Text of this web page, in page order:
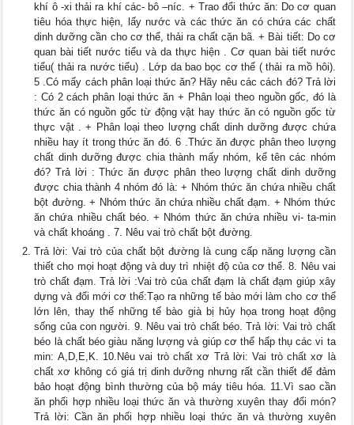
khí ô -xi thải ra khí các- bô –níc. + Trao đổi thức ăn: Do cơ quan
tiêu hóa thực hiện, lấy nước và các thức ăn có chứa các chất
dinh dưỡng cần cho cơ thể, thải ra chất cặn bã. + Bài tiết: Do cơ
quan bài tiết nước tiểu và da thực hiện . Cơ quan bài tiết nước
tiểu( thải ra nước tiểu) . Lớp da bao bọc cơ thể ( thải ra mồ hôi).
5 .Có mấy cách phân loại thức ăn? Hãy nêu các cách đó? Trả lời
: Có 2 cách phân loại thức ăn + Phân loại theo nguồn gốc, đó là
thức ăn có nguồn gốc từ động vật hay thức ăn có nguồn gốc từ
thực vật . + Phân loại theo lượng chất dinh dưỡng được chứa
nhiều hay ít trong thức ăn đó. 6 .Thức ăn được phân theo lượng
chất dinh dưỡng được chia thành mấy nhóm, kể tên các nhóm
đó? Trả lời : Thức ăn được phân theo lượng chất dinh dưỡng
được chia thành 4 nhóm đó là: + Nhóm thức ăn chứa nhiều chất
bột đường. + Nhóm thức ăn chứa nhiều chất đạm. + Nhóm thức
ăn chứa nhiều chất béo. + Nhóm thức ăn chứa nhiều vi- ta-min
và chất khoáng . 7. Nêu vai trò chất bột đường.
Trả lời: Vai trò của chất bột đường là cung cấp năng lượng cần
thiết cho mọi hoạt động và duy trì nhiệt độ của cơ thể. 8. Nêu vai
trò chất đạm. Trả lời :Vai trò của chất đạm là chất đạm giúp xây
dựng và đổi mới cơ thể:Tạo ra những tế bào mới làm cho cơ thể
lớn lên, thay thế những tế bào già bị hủy họa trong hoạt động
sống của con người. 9. Nêu vai trò chất béo. Trả lời: Vai trò chất
béo là chất béo giàu năng lượng và giúp cơ thể hấp thụ các vi ta
min: A,D,E,K. 10.Nêu vai trò chất xơ Trả lời: Vai trò chất xơ là
chất xơ không có giá trị dinh dưỡng nhưng rất cần thiết để đảm
bảo hoạt động bình thường của bộ máy tiêu hóa. 11.Vì sao cần
ăn phối hợp nhiều loại thức ăn và thường xuyên thay đổi món?
Trả lời: Cần ăn phối hợp nhiều loại thức ăn và thường xuyên